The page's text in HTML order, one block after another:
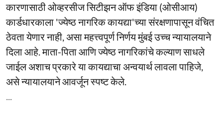
कारणासाठी ओव्हरसीज सिटीझन ऑफ इंडिया (ओसीआय)
कार्डधारकाला 'ज्येष्ठ नागरिक कायद्या'च्या संरक्षणापासून वंचित
ठेवता येणार नाही, असा महत्त्वपूर्ण निर्णय मुंबई उच्च न्यायालयाने
दिला आहे. माता-पिता आणि ज्येष्ठ नागरिकांचे कल्याण साधले
जाईल अशाच प्रकारे या कायद्याचा अन्वयार्थ लावला पाहिजे,
असे न्यायालयाने आवर्जून स्पष्ट केले.